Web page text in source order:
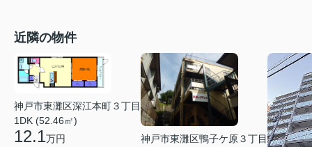
近隣の物件
神戸市東灘区深江本町３丁目
1DK (52.46㎡)
12.1万円
神戸市東灘区鴨子ケ原３丁目